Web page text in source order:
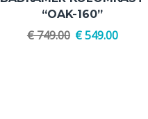
“OAK-160”
€749.00 €549.00